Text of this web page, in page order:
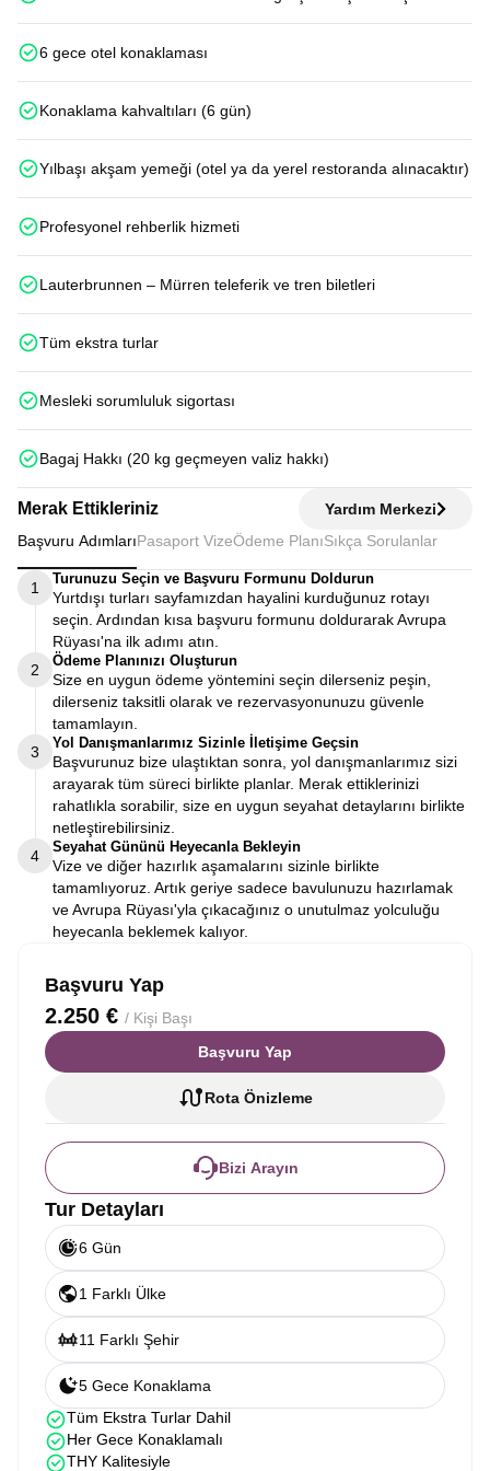
6 gece otel konaklaması
Konaklama kahvaltıları (6 gün)
Yılbaşı akşam yemeği (otel ya da yerel restoranda alınacaktır)
Profesyonel rehberlik hizmeti
Lauterbrunnen – Mürren teleferik ve tren biletleri
Tüm ekstra turlar
Mesleki sorumluluk sigortası
Bagaj Hakkı (20 kg geçmeyen valiz hakkı)
Merak Ettikleriniz
Yardım Merkezi
Başvuru AdımlarıPasaport VizeÖdeme Planı Sıkça Sorulanlar
1
Turunuzu Seçin ve Başvuru Formunu Doldurun
Yurtdışı turları sayfamızdan hayalini kurduğunuz rotayı
seçin. Ardından kısa başvuru formunu doldurarak Avrupa
Rüyası'na ilk adımı atın.
2
Ödeme Planınızı Oluşturun
Size en uygun ödeme yöntemini seçin dilerseniz peşin,
dilerseniz taksitli olarak ve rezervasyonunuzu güvenle
tamamlayın.
3
Yol Danışmanlarımız Sizinle İletişime Geçsin
Başvurunuz bize ulaştıktan sonra, yol danışmanlarımız sizi
arayarak tüm süreci birlikte planlar. Merak ettiklerinizi
rahatlıkla sorabilir, size en uygun seyahat detaylarını birlikte
netleştirebilirsiniz.
4
Seyahat Gününü Heyecanla Bekleyin
Vize ve diğer hazırlık aşamalarını sizinle birlikte
tamamlıyoruz. Artık geriye sadece bavulunuzu hazırlamak
ve Avrupa Rüyası'yla çıkacağınız o unutulmaz yolculuğu
heyecanla beklemek kalıyor.
Başvuru Yap
2.250 € / Kişi Başı
Başvuru Yap
Rota Önizleme
Bizi Arayın
Tur Detayları
6 Gün
1 Farklı Ülke
11 Farklı Şehir
5 Gece Konaklama
Tüm Ekstra Turlar Dahil
Her Gece Konaklamalı
THY Kalitesiyle